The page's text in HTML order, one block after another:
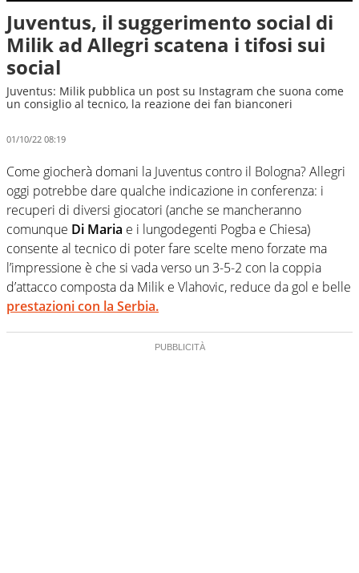
Juventus, il suggerimento social di
Milik ad Allegri scatena i tifosi sui
social
Juventus: Milik pubblica un post su Instagram che suona come
un consiglio al tecnico, la reazione dei fan bianconeri
01/10/22 08:19
Come giocherà domani la Juventus contro il Bologna? Allegri
oggi potrebbe dare qualche indicazione in conferenza: i
recuperi di diversi giocatori (anche se mancheranno
comunque Di Maria e i lungodegenti Pogba e Chiesa)
consente al tecnico di poter fare scelte meno forzate ma
l’impressione è che si vada verso un 3-5-2 con la coppia
d’attacco composta da Milik e Vlahovic, reduce da gol e belle
prestazioni con la Serbia.